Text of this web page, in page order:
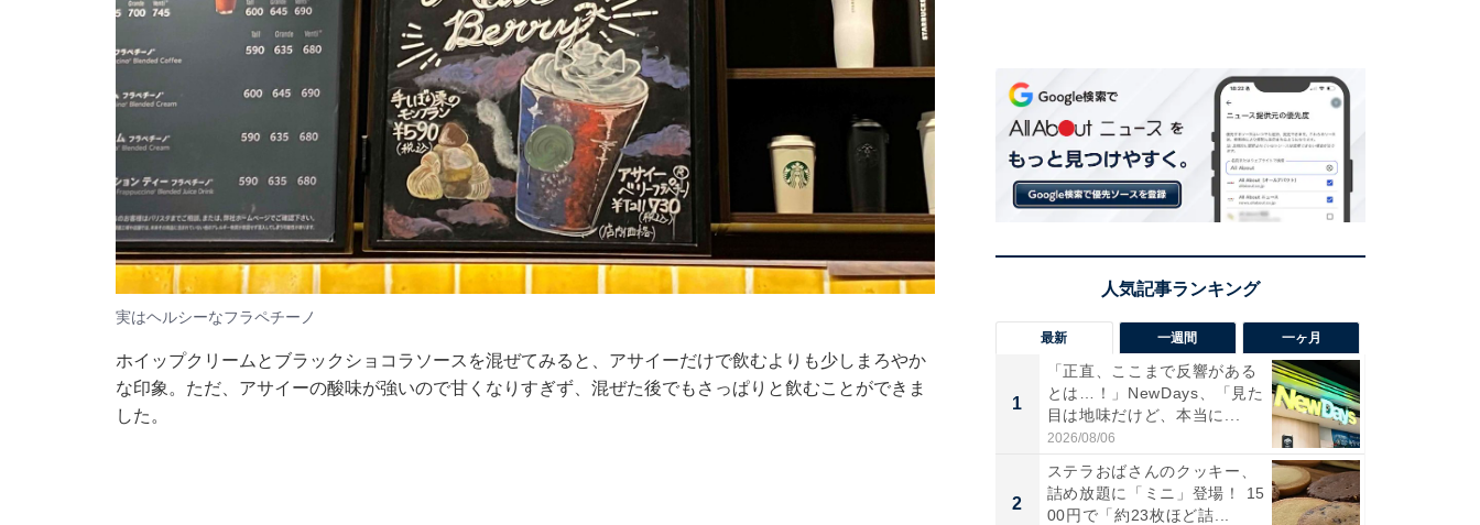
実はヘルシーなフラペチーノ
ホイップクリームとブラックショコラソースを混ぜてみると、アサイーだけで飲むよりも少しまろやか
な印象。ただ、アサイーの酸味が強いので甘くなりすぎず、混ぜた後でもさっぱりと飲むことができま
した。
最新 一週間 一ヶ月
1
「正直、ここまで反響がある
とは…！」NewDays、「見た
目は地味だけど、本当に...
2026/08/06
2
ステラおばさんのクッキー、
詰め放題に「ミニ」登場！ 15
00円で「約23枚ほど詰...